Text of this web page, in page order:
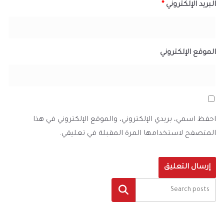
البريد الإلكتروني*
الموقع الإلكتروني
احفظ اسمي، بريدي الإلكتروني، والموقع الإلكتروني في هذا
المتصفح لاستخدامها المرة المقبلة في تعليقي.
البحث